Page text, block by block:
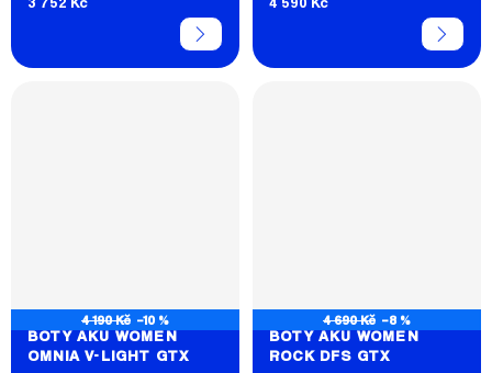
4 190 Kč –10 %
BOTY AKU WOMEN
OMNIA V-LIGHT GTX
4 690 Kč –8 %
BOTY AKU WOMEN
ROCK DFS GTX